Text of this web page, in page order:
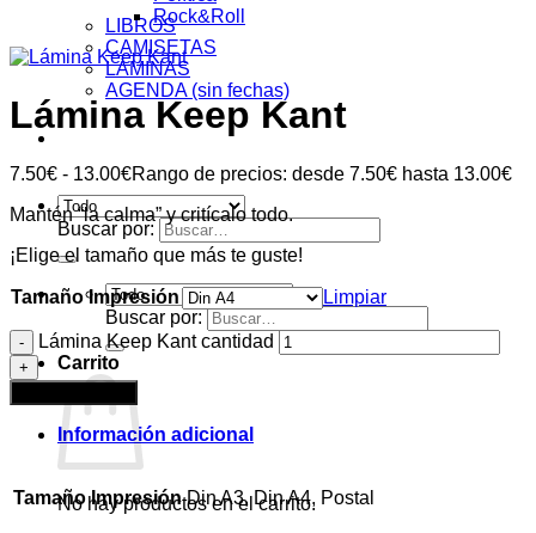
LIBROS
CAMISETAS
LÁMINAS
AGENDA (sin fechas)
Buscar por:
Buscar por:
Carrito
No hay productos en el carrito.
Rock&Roll
Lámina Keep Kant
7.50€ - 13.00€Rango de precios: desde 7.50€ hasta 13.00€
Mantén “la calma” y critícalo todo.
¡Elige el tamaño que más te guste!
Tamaño Impresión Limpiar
Lámina Keep Kant cantidad
Información adicional
Tamaño Impresión Din A3, Din A4, Postal